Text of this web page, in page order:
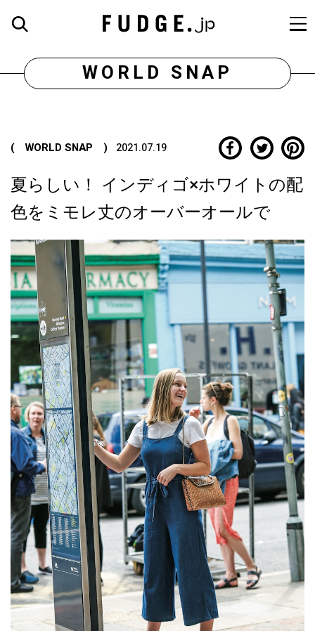
WORLD SNAP
( WORLD SNAP ) 2021.07.19
夏らしい！ インディゴ×ホワイトの配
色をミモレ丈のオーバーオールで